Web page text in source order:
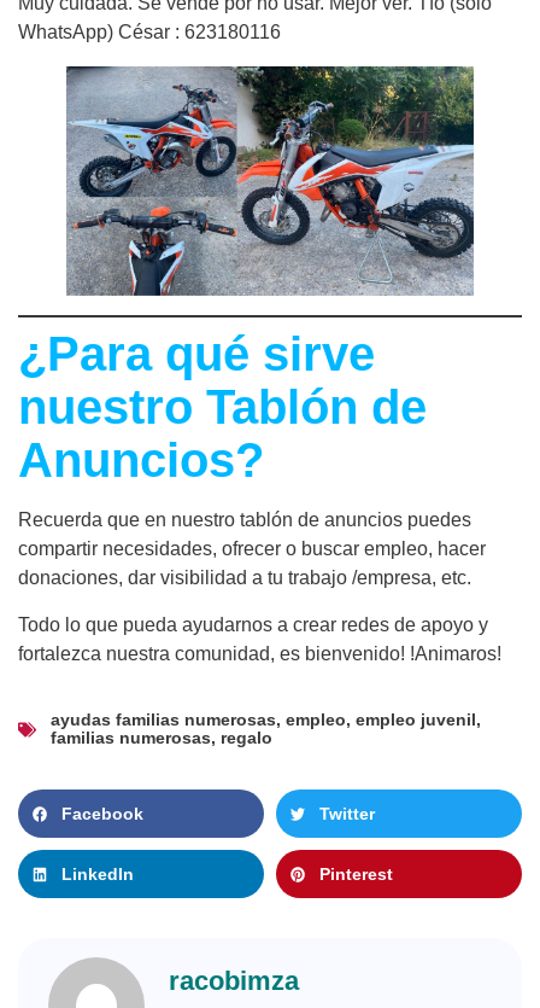
WhatsApp) César : 623180116
¿Para qué sirve
nuestro Tablón de
Anuncios?
Recuerda que en nuestro tablón de anuncios puedes
compartir necesidades, ofrecer o buscar empleo, hacer
donaciones, dar visibilidad a tu trabajo /empresa, etc.
Todo lo que pueda ayudarnos a crear redes de apoyo y
fortalezca nuestra comunidad, es bienvenido! !Animaros!
ayudas familias numerosas, empleo, empleo juvenil,
familias numerosas, regalo
Facebook Twitter
LinkedIn Pinterest
racobimza